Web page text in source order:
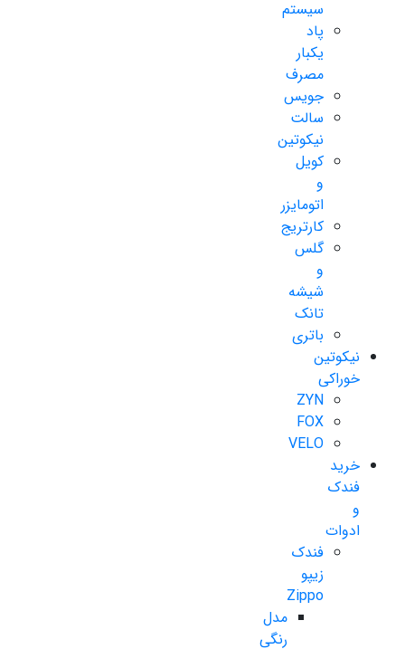
سیستم
پاد
یکبار
مصرف
جویس
سالت
نیکوتین
کویل
و
اتومایزر
کارتریج
گلس
و
شیشه
تانک
باتری
نیکوتین
خوراکی
ZYN
FOX
VELO
خرید
فندک
و
ادوات
فندک
زیپو
Zippo
مدل
رنگی